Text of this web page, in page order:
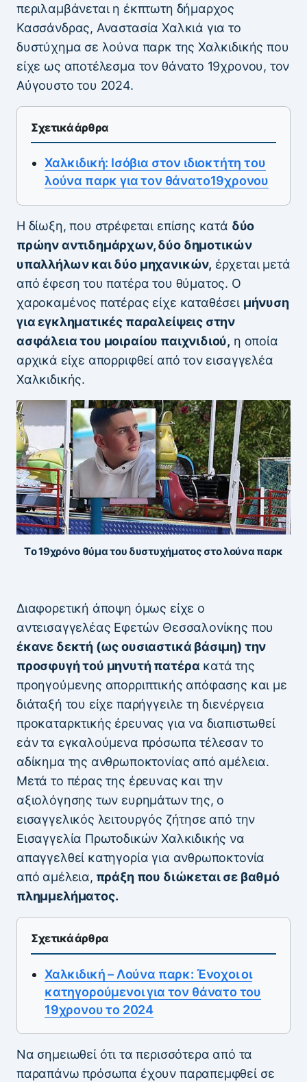
περιλαμβάνεται η έκπτωτη δήμαρχος
Κασσάνδρας, Αναστασία Χαλκιά για το
δυστύχημα σε λούνα παρκ της Χαλκιδικής που
είχε ως αποτέλεσμα τον θάνατο 19χρονου, τον
Αύγουστο του 2024.
Σχετικά άρθρα
Χαλκιδική: Ισόβια στον ιδιοκτήτη του
λούνα παρκ για τον θάνατο19χρονου
Η δίωξη, που στρέφεται επίσης κατά δύο
πρώην αντιδημάρχων, δύο δημοτικών
υπαλλήλων και δύο μηχανικών, έρχεται μετά
από έφεση του πατέρα του θύματος. Ο
χαροκαμένος πατέρας είχε καταθέσει μήνυση
για εγκληματικές παραλείψεις στην
ασφάλεια του μοιραίου παιχνιδιού, η οποία
αρχικά είχε απορριφθεί από τον εισαγγελέα
Χαλκιδικής.
Tο 19χρόνο θύμα του δυστυχήματος στο λούνα παρκ
Διαφορετική άποψη όμως είχε ο
αντεισαγγελέας Εφετών Θεσσαλονίκης που
έκανε δεκτή (ως ουσιαστικά βάσιμη) την
προσφυγή τού μηνυτή πατέρα κατά της
προηγούμενης απορριπτικής απόφασης και με
διάταξή του είχε παρήγγειλε τη διενέργεια
προκαταρκτικής έρευνας για να διαπιστωθεί
εάν τα εγκαλούμενα πρόσωπα τέλεσαν το
αδίκημα της ανθρωποκτονίας από αμέλεια.
Μετά το πέρας της έρευνας και την
αξιολόγησης των ευρημάτων της, ο
εισαγγελικός λειτουργός ζήτησε από την
Εισαγγελία Πρωτοδικών Χαλκιδικής να
απαγγελθεί κατηγορία για ανθρωποκτονία
από αμέλεια, πράξη που διώκεται σε βαθμό
πλημμελήματος.
Σχετικά άρθρα
Χαλκιδική – Λούνα παρκ: Ένοχοι οι
κατηγορούμενοι για τον θάνατο του
19χρονου το 2024
Να σημειωθεί ότι τα περισσότερα από τα
παραπάνω πρόσωπα έχουν παραπεμφθεί σε